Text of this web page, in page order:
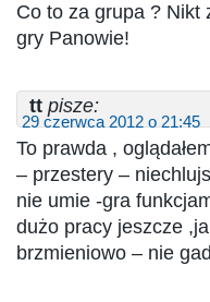
Co to za grupa ? Nikt
gry Panowie!
tt pisze:
29 czerwca 2012 o 21:45
To prawda ,
– przestery –
nie umie -gra
dużo pracy jeszcze
brzmieniowo – nie